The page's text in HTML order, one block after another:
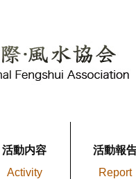
活動内容
Activity
活動報
Report